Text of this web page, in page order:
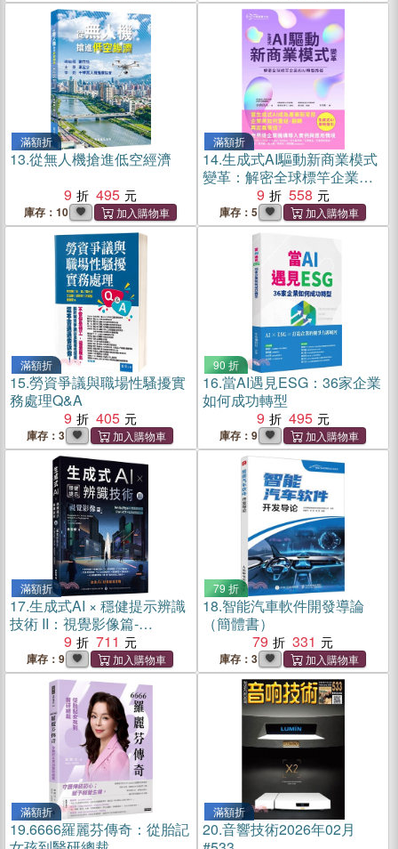
滿額折
13.從無人機搶進低空經濟
9
495
庫存：10
滿額折
14.生成式AI驅動新商業模式
變革：解密全球標竿企業的
AI 轉型路徑
9 558
庫存：5
滿額折
15.勞資爭議與職場性騷擾實
務處理Q&A
9
405
庫存：3
90 折
16.當AI遇見ESG：36家企業
如何成功轉型
9
495
庫存：9
滿額折
17.生成式AI × 穩健提示辨識
技術 II：視覺影像篇-
MediaPipe × YOLO ×
OpenCV × LineBot
9 711
庫存：9
79 折
18.智能汽車軟件開發導論
（簡體書）
79
331
庫存：3
滿額折
19.6666羅麗芬傳奇：從胎記
滿額折
20.音響技術2026年02月